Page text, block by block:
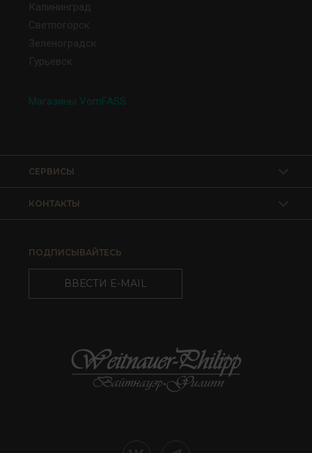
Калининград
Светлогорск
Зеленоградск
Гурьевск
Магазины VomFASS
КОНТАКТЫ
СЕРВИСЫ
ПОДПИСЫВАЙТЕСЬ
ВВЕСТИ E-MAIL